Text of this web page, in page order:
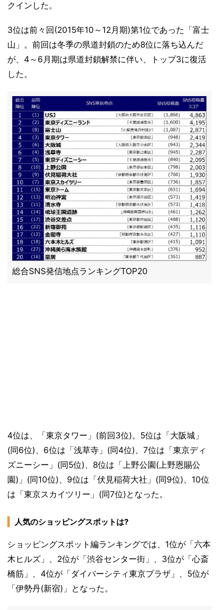
クインした。
3位は前々回(2015年10～12月期)第1位であった「富士
山」。前回は冬季の県道封鎖のため8位に落ち込んだ
が、4～6月期は県道封鎖解禁に伴い、トップ3に復活
した。
総合SNS発信地点ランキングTOP20
4位は、「東京タワー」(前回3位)。5位は「大阪城」
(同6位)、6位は「浅草寺」(同4位)、7位は「東京ディ
ズニーシー」(同5位)、8位は「上野公園(上野恩賜公
園)」(同10位)、9位は「伏見稲荷大社」(同9位)、10位
は「東京スカイツリー」(同7位)となった。
人気のショッピングスポットは?
ショッピングスポット編ランキングでは、1位が「六本
木ヒルズ」、2位が「渋谷センター街」、3位が「心斎
橋筋」、4位が「ダイバーシティ東京プラザ」、5位が
「伊勢丹(新宿)」となった。